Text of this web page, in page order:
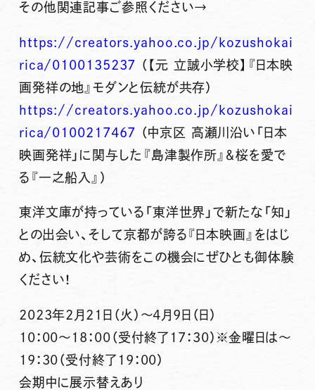
その他関連記事ご参照ください→
https://creators.yahoo.co.jp/kozushokai
rica/0100135237
（【元 立誠小学校】『日本映
画発祥の地』モダンと伝統が共存）
https://creators.yahoo.co.jp/kozushokai
rica/0100217467
（中京区 高瀬川沿い「日本
映画発祥」に関与した『島津製作所』＆桜を愛で
る『一之船入』）
東洋文庫が持っている「東洋世界」で新たな「知」
との出会い、そして京都が誇る『日本映画』をはじ
め、伝統文化や芸術をこの機会にぜひとも御体験
ください！
2023年2月21日（火）～4月9日（日）
10：00～18：00（受付終了17：30）※金曜日は～
19：30（受付終了19：00）
会期中に展示替えあり